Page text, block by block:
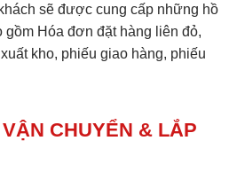
sẽ được cung cấp những hồ
Hóa đơn đặt hàng liên đỏ,
kho, phiếu giao hàng, phiếu
CHUYỂN & LẮP